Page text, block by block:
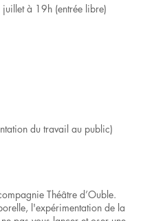
à 19h (entrée libre)
du travail au public)
Théâtre d’Ouble.
l'expérimentation de la